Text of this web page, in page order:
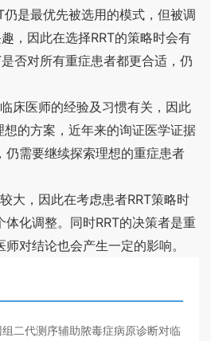
仍是最优先被选用的模式，但被调
，因此在选择RRT的策略时会有
是否对所有重症患者都更合适，仍
床医师的经验及习惯有关，因此
想的方案，近年来的询证医学证据
仍需要继续探索理想的重症患者
大，因此在考虑患者RRT策略时
体化调整。同时RRT的决策者是重
对结论也会产生一定的影响。
二代测序辅助脓毒症病原诊断对临